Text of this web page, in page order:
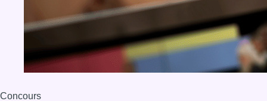
Concours